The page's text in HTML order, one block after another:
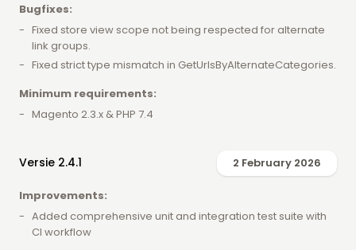
Bugfixes:
Fixed store view scope not being respected for alternate
link groups.
Fixed strict type mismatch in GetUrlsByAlternateCategories.
Minimum requirements:
Magento 2.3.x & PHP 7.4
Versie 2.4.1 2 February 2026
Improvements:
Added comprehensive unit and integration test suite with
CI workflow